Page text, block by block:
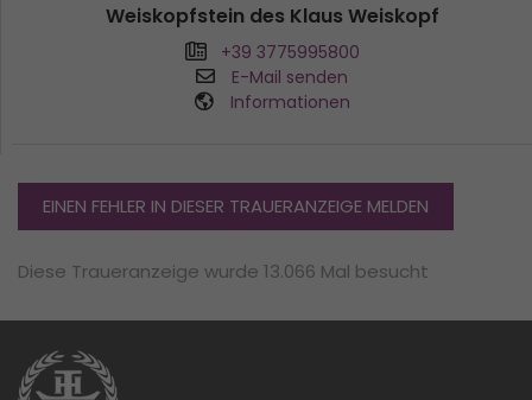
Weiskopfstein des Klaus Weiskopf
+39 3775995800
E-Mail senden
Informationen
EINEN FEHLER IN DIESER TRAUERANZEIGE MELDEN
Diese Traueranzeige wurde 13.066 Mal besucht